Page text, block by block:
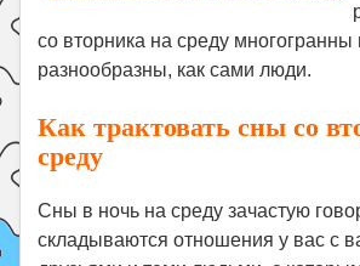
со вторника на среду многогранны
разнообразны, как сами люди.
Как трактовать сны со
среду
Сны в ночь на среду зачастую
складываются отношения у вас с